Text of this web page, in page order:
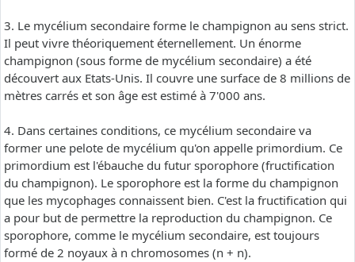
3. Le mycélium secondaire forme le champignon au sens strict.
Il peut vivre théoriquement éternellement. Un énorme
champignon (sous forme de mycélium secondaire) a été
découvert aux Etats-Unis. Il couvre une surface de 8 millions de
mètres carrés et son âge est estimé à 7'000 ans.
4. Dans certaines conditions, ce mycélium secondaire va
former une pelote de mycélium qu'on appelle primordium. Ce
primordium est l'ébauche du futur sporophore (fructification
du champignon). Le sporophore est la forme du champignon
que les mycophages connaissent bien. C'est la fructification qui
a pour but de permettre la reproduction du champignon. Ce
sporophore, comme le mycélium secondaire, est toujours
formé de 2 noyaux à n chromosomes (n + n).